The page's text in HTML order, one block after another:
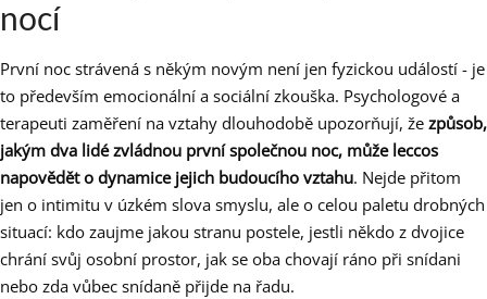
nocí
První noc strávená s někým novým není jen fyzickou událostí - je
to především emocionální a sociální zkouška. Psychologové a
terapeuti zaměření na vztahy dlouhodobě upozorňují, že způsob,
jakým dva lidé zvládnou první společnou noc, může leccos
napovědět o dynamice jejich budoucího vztahu. Nejde přitom
jen o intimitu v úzkém slova smyslu, ale o celou paletu drobných
situací: kdo zaujme jakou stranu postele, jestli někdo z dvojice
chrání svůj osobní prostor, jak se oba chovají ráno při snídani
nebo zda vůbec snídaně přijde na řadu.